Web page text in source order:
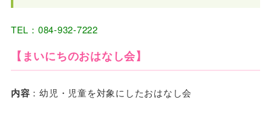
TEL：084-932-7222
【まいにちのおはなし会】
内容 ：幼児・児童を対象にしたおはなし会